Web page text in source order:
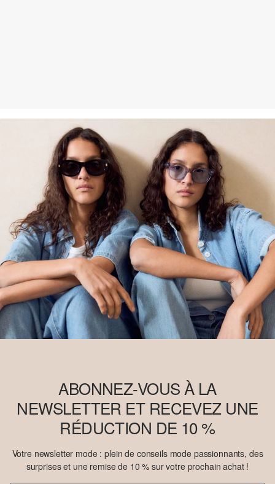
ABONNEZ-VOUS À LA
NEWSLETTER ET RECEVEZ UNE
RÉDUCTION DE 10 %
Votre newsletter mode : plein de conseils mode passionnants, des
surprises et une remise de 10 % sur votre prochain achat !